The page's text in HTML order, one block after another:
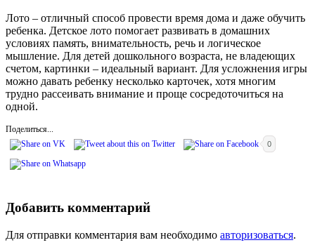
Лото – отличный способ провести время дома и даже обучить
ребенка. Детское лото помогает развивать в домашних
условиях память, внимательность, речь и логическое
мышление. Для детей дошкольного возраста, не владеющих
счетом, картинки – идеальный вариант. Для усложнения игры
можно давать ребенку несколько карточек, хотя многим
трудно рассеивать внимание и проще сосредоточиться на
одной.
Поделиться...
0
Добавить комментарий
Для отправки комментария вам необходимо авторизоваться.